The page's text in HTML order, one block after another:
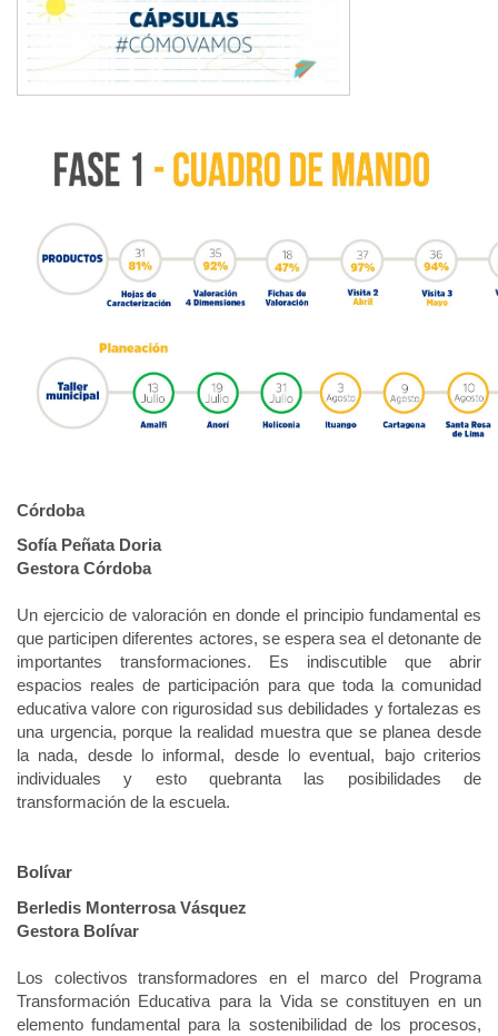
Córdoba
Sofía Peñata Doria
Gestora Córdoba
Un ejercicio de valoración en donde el principio fundamental es
que participen diferentes actores, se espera sea el detonante de
importantes transformaciones. Es indiscutible que abrir
espacios reales de participación para que toda la comunidad
educativa valore con rigurosidad sus debilidades y fortalezas es
una urgencia, porque la realidad muestra que se planea desde
la nada, desde lo informal, desde lo eventual, bajo criterios
individuales y esto quebranta las posibilidades de
transformación de la escuela.
Bolívar
Berledis Monterrosa Vásquez
Gestora Bolívar
Los colectivos transformadores en el marco del Programa
Transformación Educativa para la Vida se constituyen en un
elemento fundamental para la sostenibilidad de los procesos,